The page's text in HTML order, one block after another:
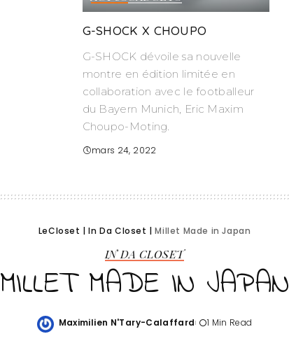
G-SHOCK X CHOUPO
G-SHOCK dévoile sa nouvelle
montre en édition limitée en
collaboration avec le footballeur
du Bayern Munich, Eric Maxim
Choupo-Moting.
mars 24, 2022
LeCloset |In Da Closet |Millet Made in Japan
IN DA CLOSET
MILLET MADE IN JAPAN
Posted
Maximilien N'Tary-Calaffard 1 Min Read